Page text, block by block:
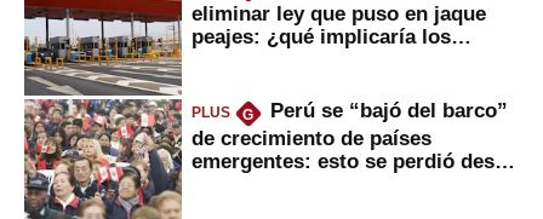
eliminar ley que puso en jaque
peajes: ¿qué implicaría los
PLUS G
Perú se “bajó del barco”
de crecimiento de países
emergentes: esto se perdió desde